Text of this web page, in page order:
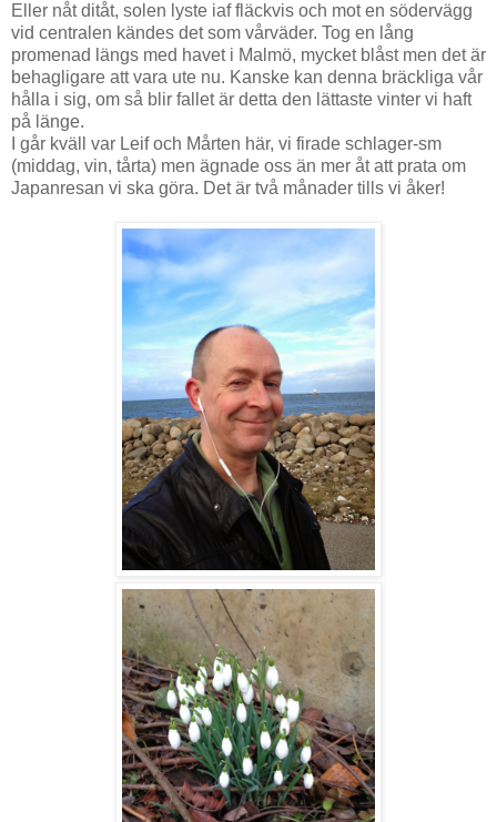
Eller nåt ditåt, solen lyste iaf fläckvis och mot en södervägg
vid centralen kändes det som vårväder. Tog en lång
promenad längs med havet i Malmö, mycket blåst men det är
behagligare att vara ute nu. Kanske kan denna bräckliga vår
hålla i sig, om så blir fallet är detta den lättaste vinter vi haft
på länge.
I går kväll var Leif och Mårten här, vi firade schlager-sm
(middag, vin, tårta) men ägnade oss än mer åt att prata om
Japanresan vi ska göra. Det är två månader tills vi åker!